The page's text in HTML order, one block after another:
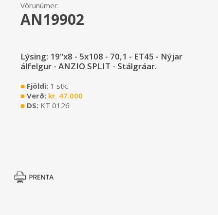
Vörunúmer:
AN19902
Lýsing: 19"x8 - 5x108 - 70,1 - ET45 - Nýjar
álfelgur - ANZIO SPLIT - Stálgráar.
■Fjöldi: 1 stk.
■Verð: kr. 47.000
■DS: KT 0126